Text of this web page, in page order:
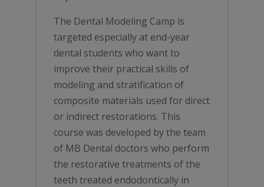
The Dental Modeling Camp is
targeted especially at end-year
dental students who want to
improve their practical skills of
modeling and stratification of
composite materials used for direct
or indirect restorations. This
course was developed by the team
of MB Dental doctors who perform
the restorative treatments of the
teeth treated endodontically in